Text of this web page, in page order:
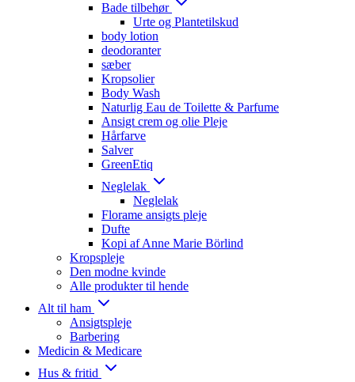
Bade tilbehør
Urte og Plantetilskud
body lotion
deodoranter
sæber
Kropsolier
Body Wash
Naturlig Eau de Toilette & Parfume
Ansigt crem og olie Pleje
Hårfarve
Salver
GreenEtiq
Neglelak
Neglelak
Florame ansigts pleje
Dufte
Kopi af Anne Marie Börlind
Kropspleje
Den modne kvinde
Alle produkter til hende
Alt til ham
Ansigtspleje
Barbering
Medicin & Medicare
Hus & fritid